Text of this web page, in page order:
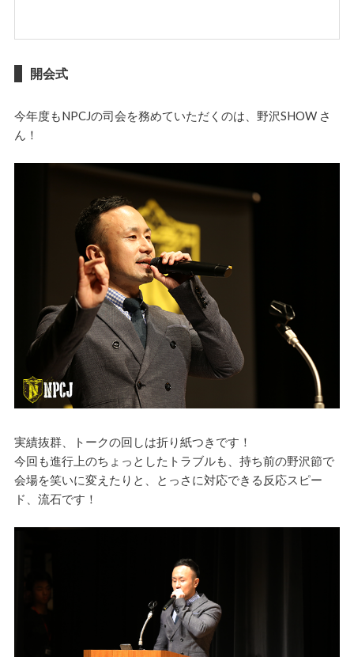
開会式
今年度もNPCJの司会を務めていただくのは、野沢SHOW さ
ん！
実績抜群、トークの回しは折り紙つきです！
今回も進行上のちょっとしたトラブルも、持ち前の野沢節で
会場を笑いに変えたりと、とっさに対応できる反応スピー
ド、流石です！